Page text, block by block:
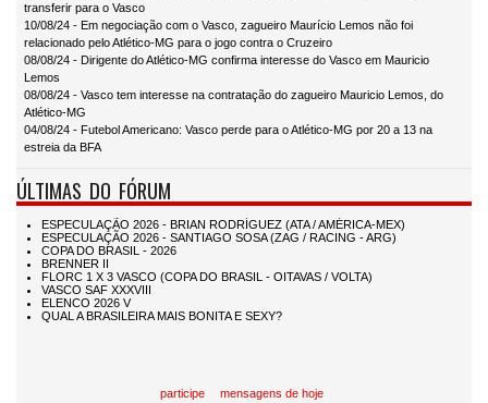
transferir para o Vasco
10/08/24 - Em negociação com o Vasco, zagueiro Maurício Lemos não foi
relacionado pelo Atlético-MG para o jogo contra o Cruzeiro
08/08/24 - Dirigente do Atlético-MG confirma interesse do Vasco em Mauricio
Lemos
08/08/24 - Vasco tem interesse na contratação do zagueiro Mauricio Lemos, do
Atlético-MG
04/08/24 - Futebol Americano: Vasco perde para o Atlético-MG por 20 a 13 na
estreia da BFA
ÚLTIMAS DO FÓRUM
participe mensagens de hoje